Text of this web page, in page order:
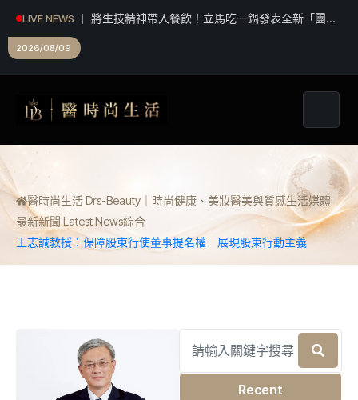
LIVE NEWS
將生技精神帶入餐飲！立馬吃一鍋發表全新「團團
2026/08/09
醫時尚生活 Drs-Beauty｜時尚健康、美妝醫美與質感生活媒體
最新新聞 Latest News綜合
王志誠教授：保障股東行使董事提名權 展現股東行動主義
Recent